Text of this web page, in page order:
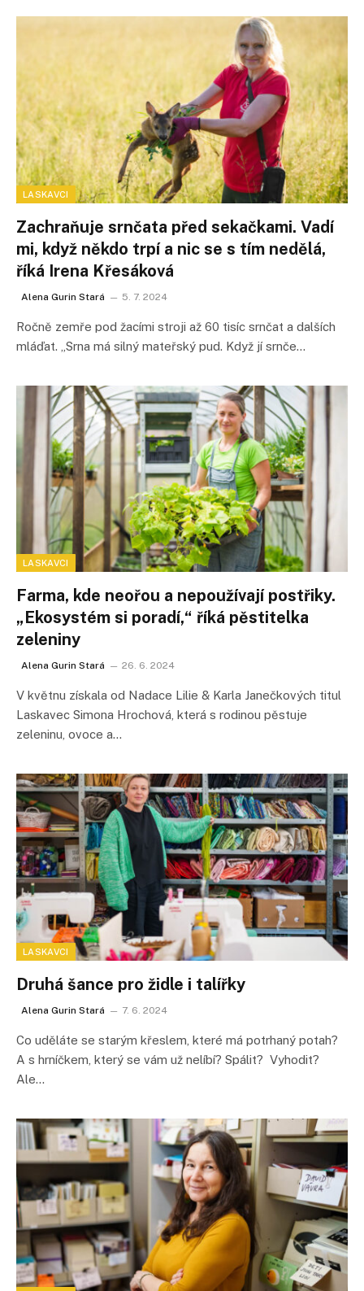
LASKAVCI
Zachraňuje srnčata před sekačkami. Vadí
mi, když někdo trpí a nic se s tím nedělá,
říká Irena Křesáková
Alena Gurin Stará 5. 7. 2024
Ročně zemře pod žacími stroji až 60 tisíc srnčat a dalších
mláďat. „Srna má silný mateřský pud. Když jí srnče…
LASKAVCI
Farma, kde neořou a nepoužívají postřiky.
„Ekosystém si poradí,“ říká pěstitelka
zeleniny
Alena Gurin Stará 26. 6. 2024
V květnu získala od Nadace Lilie & Karla Janečkových titul
Laskavec Simona Hrochová, která s rodinou pěstuje
zeleninu, ovoce a…
LASKAVCI
Druhá šance pro židle i talířky
Alena Gurin Stará 7. 6. 2024
Co uděláte se starým křeslem, které má potrhaný potah?
A s hrníčkem, který se vám už nelíbí? Spálit? Vyhodit?
Ale…